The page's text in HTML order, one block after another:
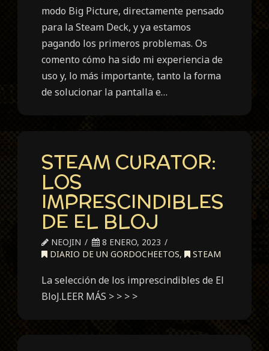
modo Big Picture, directamente pensado
para la Steam Deck, y ya estamos
pagando los primeros problemas. Os
comento cómo ha sido mi experiencia de
uso y, lo más importante, tanto la forma
de solucionar la pantalla e…
STEAM CURATOR:
LOS
IMPRESCINDIBLES
DE EL BLOJ
NEOJIN
8 ENERO, 2023
DIARIO DE UN GORDOCHEETOS, STEAM
La selección de los imprescindibles de El
BloJ.LEER MÁS > > > >